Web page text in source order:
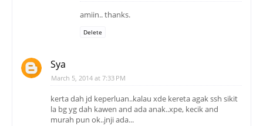
amiin.. thanks.
Delete
Sya
March 5, 2014 at 7:33 PM
kerta dah jd keperluan..kalau xde kereta agak ssh sikit
la bg yg dah kawen and ada anak..xpe, kecik and
murah pun ok..jnji ada...